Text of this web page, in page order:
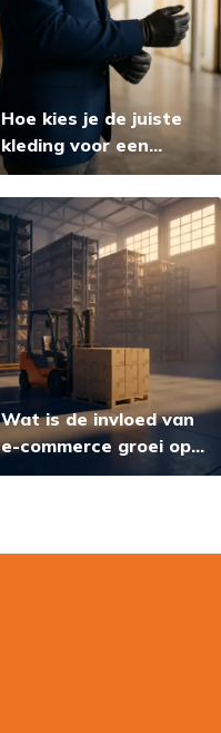
Hoe kies je de juiste
kleding voor een
sollicitatiegesprek?
Wat is de invloed van
e-commerce groei op
supply chain banen